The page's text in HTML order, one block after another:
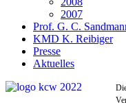
2007
Prof. G. C.
KMD K. Reibiger
Presse
Aktuelles